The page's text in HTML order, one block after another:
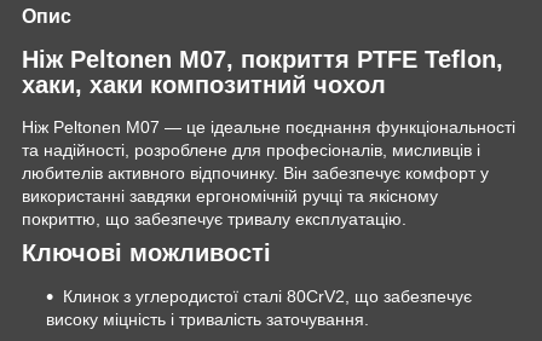
Опис
Ніж Peltonen M07, покриття PTFE Teflon,
хаки, хаки композитний чохол
Ніж Peltonen M07 — це ідеальне поєднання функціональності
та надійності, розроблене для професіоналів, мисливців і
любителів активного відпочинку. Він забезпечує комфорт у
використанні завдяки ергономічній ручці та якісному
покриттю, що забезпечує тривалу експлуатацію.
Ключові можливості
Клинок з углеродистої сталі 80CrV2, що забезпечує
високу міцність і тривалість заточування.